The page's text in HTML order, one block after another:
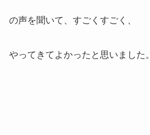
の声を聞いて、すごくすごく、
やってきてよかったと思いました。